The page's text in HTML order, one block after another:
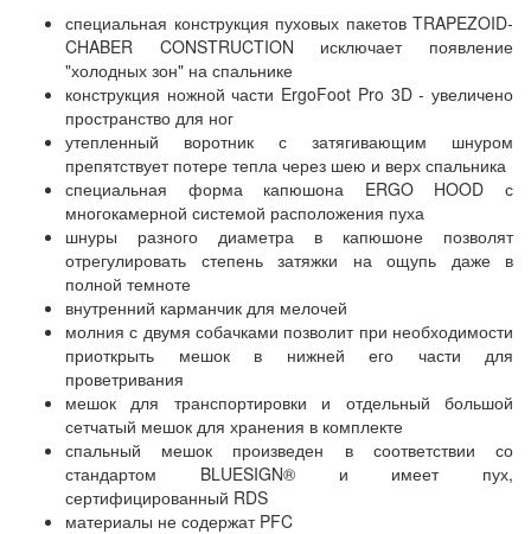
специальная конструкция пуховых пакетов TRAPEZOID-
CHABER CONSTRUCTION исключает появление
"холодных зон" на спальнике
конструкция ножной части ErgoFoot Pro 3D - увеличено
пространство для ног
утепленный воротник с затягивающим шнуром
препятствует потере тепла через шею и верх спальника
специальная форма капюшона ERGO HOOD с
многокамерной системой расположения пуха
шнуры разного диаметра в капюшоне позволят
отрегулировать степень затяжки на ощупь даже в
полной темноте
внутренний карманчик для мелочей
молния с двумя собачками позволит при необходимости
приоткрыть мешок в нижней его части для
проветривания
мешок для транспортировки и отдельный большой
сетчатый мешок для хранения в комплекте
спальный мешок произведен в соответствии со
стандартом BLUESIGN® и имеет пух,
сертифицированный RDS
материалы не содержат PFC